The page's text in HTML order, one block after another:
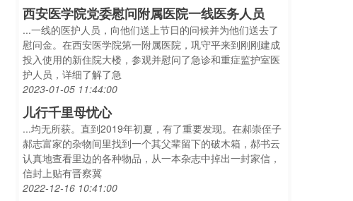
西安医学院党委慰问附属医院一线医务人员
...一线的医护人员，向他们送上节日的问候并为他们送去了
慰问金。在西安医学院第一附属医院，巩守平来到刚刚建成
投入使用的新住院大楼，参观并慰问了急诊和重症监护室医
护人员，详细了解了急
2023-01-05 11:44:00
儿行千里母忧心
...均无所获。直到2019年初夏，有了重要发现。在郝崇侄子
郝志富家的杂物间里找到一个其父辈留下的破木箱，郝书云
认真地查看里边的各种物品，从一本杂志中掉出一封家信，
信封上贴有晋察冀
2022-12-16 10:41:00